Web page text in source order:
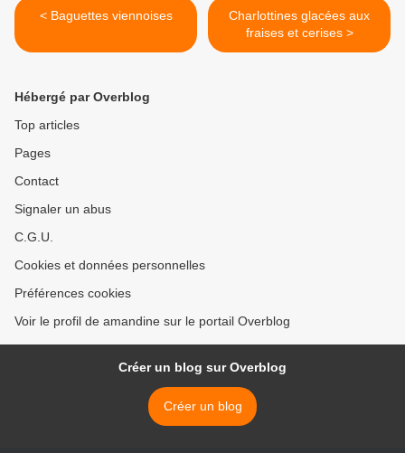
< Baguettes viennoises
Charlottines glacées aux
fraises et cerises >
Hébergé par Overblog
Top articles
Pages
Contact
Signaler un abus
C.G.U.
Cookies et données personnelles
Préférences cookies
Voir le profil de amandine sur le portail Overblog
Créer un blog sur Overblog
Créer un blog